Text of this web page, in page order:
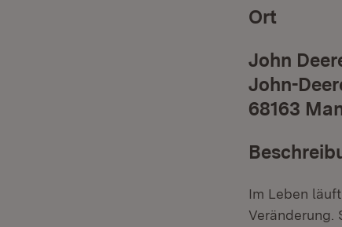
Ort
John
John-
68163
Im Leben
Veränderung.